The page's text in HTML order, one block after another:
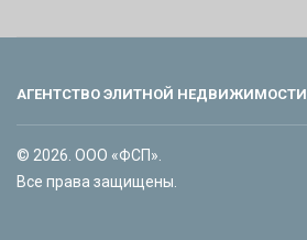
АГЕНТСТВО ЭЛИТНОЙ НЕДВИЖИМОСТИ
© 2026. ООО «ФСП».
Все права защищены.